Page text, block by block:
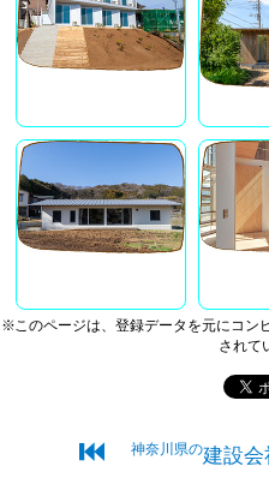
※このページは、登録データを元にコン
されて
⏮ 神奈川県の建設会